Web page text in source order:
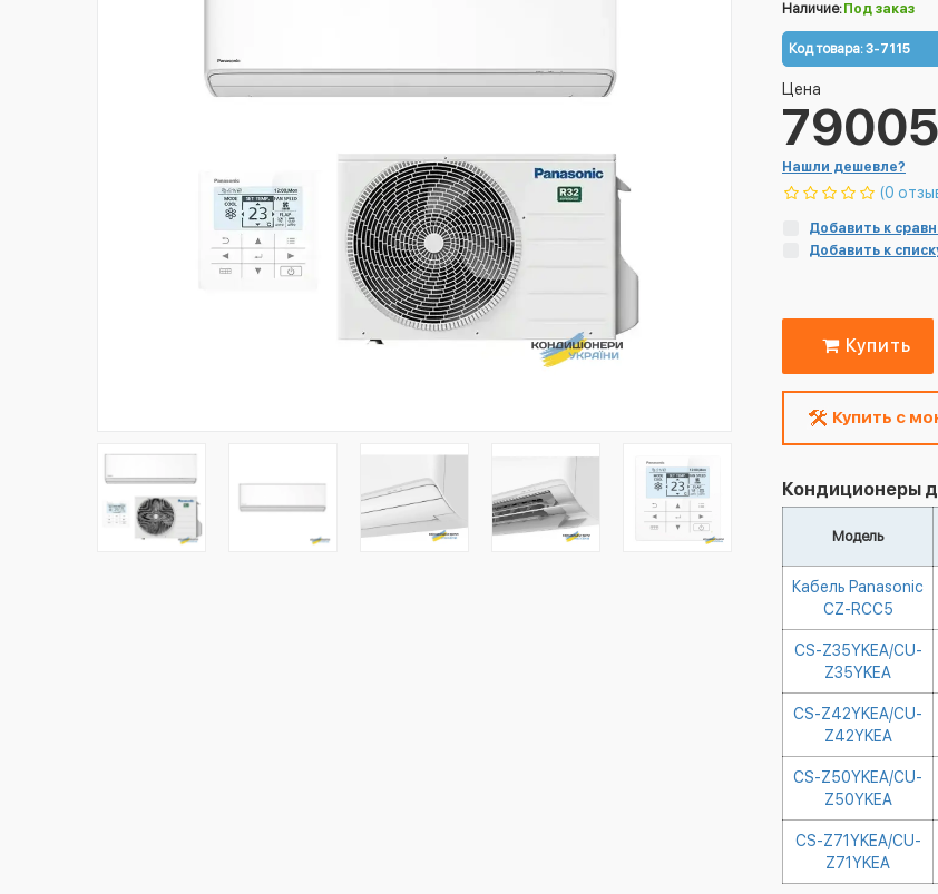
Наличие: Под заказ
Код товара:3-7115
Цена
79005
Нашли дешевле?
(0
Добавить к
Добавить к
Купить
Купить с
Кондиционеры
Модель
Кабель Panasonic
CZ-RCC5
CS-Z35YKEA/CU-
Z35YKEA
CS-Z42YKEA/CU-
Z42YKEA
CS-Z50YKEA/CU-
Z50YKEA
CS-Z71YKEA/CU-
Z71YKEA